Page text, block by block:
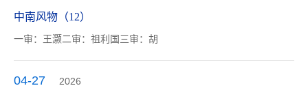
中南风物（12）
一审：王灏二审：祖利国三审：胡
04-27 2026